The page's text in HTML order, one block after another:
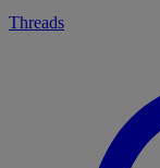
Threads